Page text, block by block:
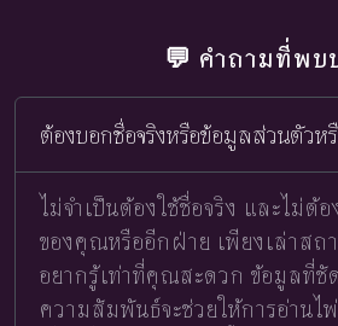
💬 คำถามที่พบ
ต้องบอกชื่อจริงหรือข้อมูลส่วนตัวห
ไม่จำเป็นต้องใช้ชื่อจริง และไม่ต้
ของคุณหรืออีกฝ่าย เพียงเล่าสถ
อยากรู้เท่าที่คุณสะดวก ข้อมูลที่ชั
ความสัมพันธ์จะช่วยให้การอ่านไ